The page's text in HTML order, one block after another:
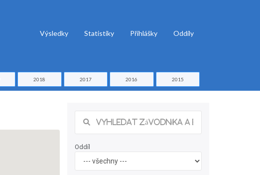
Výsledky Statistiky Přihlášky Oddíly
2018 2017 2016 2015
Oddíl